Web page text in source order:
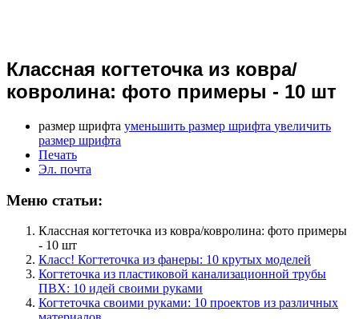
Классная когтеточка из ковра/
ковролина: фото примеры - 10 шт
размер шрифта уменьшить размер шрифта увеличить
размер шрифта
Печать
Эл. почта
Меню статьи:
Классная когтеточка из ковра/ковролина: фото примеры
- 10 шт
Класс! Когтеточка из фанеры: 10 крутых моделей
Когтеточка из пластиковой канализационной трубы
ПВХ: 10 идей своими руками
Когтеточка своими руками: 10 проектов из различных